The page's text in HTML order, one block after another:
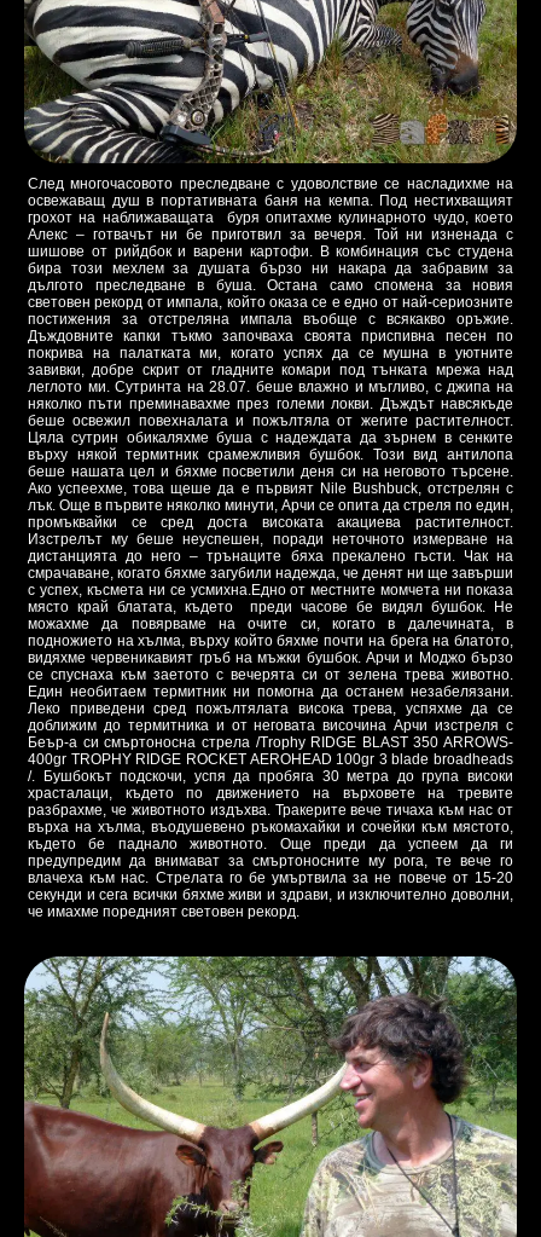
След многочасовото преследване с удоволствие се насладихме на
освежаващ душ в портативната баня на кемпа. Под нестихващият
грохот на наближаващата буря опитахме кулинарното чудо, което
Алекс – готвачът ни бе приготвил за вечеря. Той ни изненада с
шишове от рийдбок и варени картофи. В комбинация със студена
бира този мехлем за душата бързо ни накара да забравим за
дългото преследване в буша. Остана само спомена за новия
световен рекорд от импала, който оказа се е едно от най-сериозните
постижения за отстреляна импала въобще с всякакво оръжие.
Дъждовните капки тъкмо започваха своята приспивна песен по
покрива на палатката ми, когато успях да се мушна в уютните
завивки, добре скрит от гладните комари под тънката мрежа над
леглото ми. Сутринта на 28.07. беше влажно и мъгливо, с джипа на
няколко пъти преминавахме през големи локви. Дъждът навсякъде
беше освежил повехналата и пожълтяла от жегите растителност.
Цяла сутрин обикаляхме буша с надеждата да зърнем в сенките
върху някой термитник срамежливия бушбок. Този вид антилопа
беше нашата цел и бяхме посветили деня си на неговото търсене.
Ако успеехме, това щеше да е първият Nile Bushbuck, отстрелян с
лък. Още в първите няколко минути, Арчи се опита да стреля по един,
промъквайки се сред доста високата акациева растителност.
Изстрелът му беше неуспешен, поради неточното измерване на
дистанцията до него – трънаците бяха прекалено гъсти. Чак на
смрачаване, когато бяхме загубили надежда, че денят ни ще завърши
с успех, късмета ни се усмихна.Едно от местните момчета ни показа
място край блатата, където преди часове бе видял бушбок. Не
можахме да повярваме на очите си, когато в далечината, в
подножието на хълма, върху който бяхме почти на брега на блатото,
видяхме червеникавият гръб на мъжки бушбок. Арчи и Моджо бързо
се спуснаха към заетото с вечерята си от зелена трева животно.
Един необитаем термитник ни помогна да останем незабелязани.
Леко приведени сред пожълтялата висока трева, успяхме да се
доближим до термитника и от неговата височина Арчи изстреля с
Беър-а си смъртоносна стрела /Trophy RIDGE BLAST 350 ARROWS-
400gr TROPHY RIDGE ROCKET AEROHEAD 100gr 3 blade broadheads
/. Бушбокът подскочи, успя да пробяга 30 метра до група високи
храсталаци, където по движението на върховете на тревите
разбрахме, че животното издъхва. Тракерите вече тичаха към нас от
върха на хълма, въодушевено ръкомахайки и сочейки към мястото,
където бе паднало животното. Още преди да успеем да ги
предупредим да внимават за смъртоносните му рога, те вече го
влачеха към нас. Стрелата го бе умъртвила за не повече от 15-20
секунди и сега всички бяхме живи и здрави, и изключително доволни,
че имахме поредният световен рекорд.